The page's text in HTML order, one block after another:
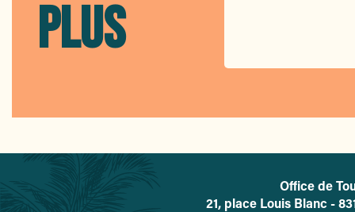
PLUS
Office de
21, place Louis Blanc -